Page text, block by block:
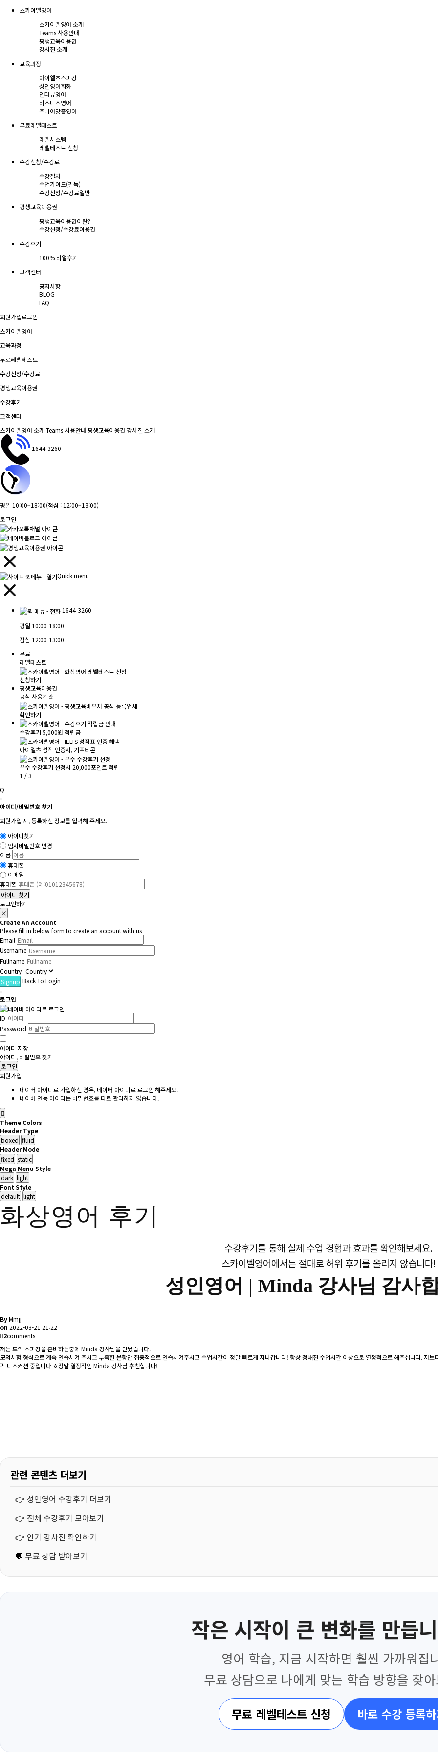
스카이벨영어
스카이벨영어 소개
Teams 사용안내
평생교육이용권
강사진 소개
교육과정
아이엘츠스피킹
성인영어회화
인터뷰영어
비즈니스영어
주니어맞춤영어
무료레벨테스트
레벨시스템
레벨테스트 신청
수강신청/수강료
수강절차
수업가이드(필독)
수강신청/수강료일반
평생교육이용권
평생교육이용권이란?
수강신청/수강료이용권
수강후기
100% 리얼후기
고객센터
공지사항
BLOG
FAQ
회원가입로그인
스카이벨영어
교육과정
무료레벨테스트
수강신청/수강료
평생교육이용권
수강후기
고객센터
스카이벨영어 소개Teams 사용안내 평생교육이용권 강사진 소개
1644-3260
평일 10:00~18:00(점심 : 12:00~13:00)
로그인
Quick menu
1644-3260
평일 10:00-18:00
점심 12:00-13:00
무료
레벨테스트
신청하기
평생교육이용권
공식 사용기관
확인하기
수강후기 5,000원 적립금
아이엘츠 성적 인증시, 기프티콘
우수 수강후기 선정시 20,000포인트 적립
1 /3
Q
아이디/비밀번호 찾기
회원가입 시, 등록하신 정보를 입력해 주세요.
아이디찾기
임시비밀번호 변경
이름
휴대폰
이메일
휴대폰
아이디 찾기
로그인하기
×
Create An Account
Please fill in below form to create an account with us
Email
Username
Fullname
Country
Signup Back To Login
로그인
ID
Password
아이디 저장
아이디, 비밀번호 찾기
로그인
회원가입
네이버 아이디로 가입하신 경우, 네이버 아이디로 로그인 해주세요.
네이버 연동 아이디는 비밀번호를 따로 관리하지 않습니다.
Theme Colors
Header Type
Header Mode
Mega Menu Style
Font Style
화상영어 후기
수강후기를 통해 실제 수업 경험과 효과를 확인해보세요.
스카이벨영어에서는 절대로 허위 후기를 올리지 않습니다!
성인영어 | Minda 강사님 감사
ByMmjj
on 2022-03-21 21:22
2comments
저는 토익 스피킹을 준비하는중에 Minda 강사님을 만났습니다.
모의시험 형식으로 계속 연습시켜 주시고 부족한 문항만 집중적으로 연습시켜주시고 수업시간이 정말 빠르게 지나갑니다! 항상 정해진 수업시간 이상으로 열정적으로 해주십니다. 저
픽 디스커션 중입니다 ㅎ정말 열정적인 Minda 강사님 추천합니다!
관련 콘텐츠 더보기
👉 성인영어 수강후기 더보기
👉 전체 수강후기 모아보기
👉 인기 강사진 확인하기
💬 무료 상담 받아보기
작은 시작이 큰 변화를 만듭
영어 학습, 지금 시작하면 훨씬 가까워집
무료 상담으로 나에게 맞는 학습 방향을 찾
무료 레벨테스트 신청 바로 수강 등록